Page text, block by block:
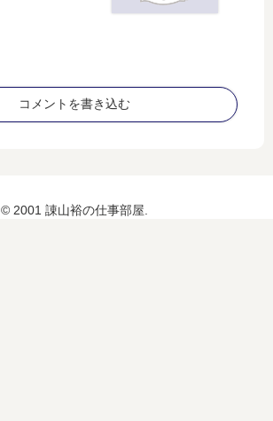
コメントを書き込む
© 2001 諌山裕の仕事部屋.